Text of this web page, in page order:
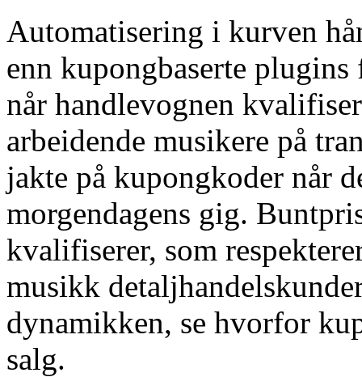
Automatisering i kurven
enn kupongbaserte
når handlevognen
arbeidende musikere på
jakte på kupongkoder når
morgendagens gig.
kvalifiserer, som
musikk
dynamikken, se hvorfor
salg.